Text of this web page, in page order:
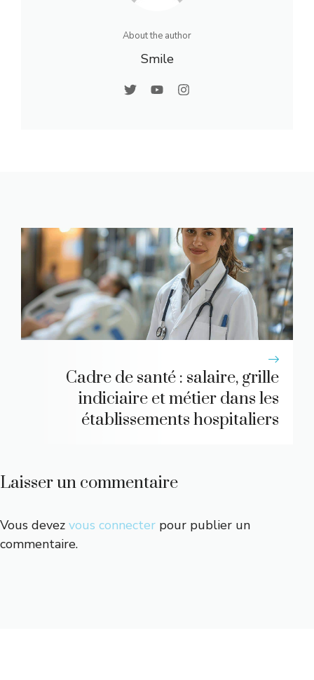
About the author
Smile
Cadre de santé : salaire, grille
indiciaire et métier dans les
établissements hospitaliers
Laisser un commentaire
Vous devez vous connecter pour publier un
commentaire.